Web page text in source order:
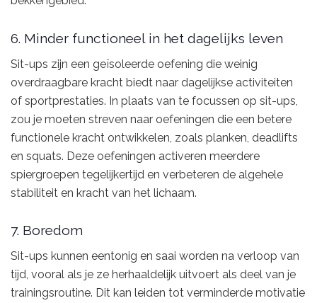
6. Minder functioneel in het dagelijks leven
Sit-ups zijn een geïsoleerde oefening die weinig
overdraagbare kracht biedt naar dagelijkse activiteiten
of sportprestaties. In plaats van te focussen op sit-ups,
zou je moeten streven naar oefeningen die een betere
functionele kracht ontwikkelen, zoals planken, deadlifts
en squats. Deze oefeningen activeren meerdere
spiergroepen tegelijkertijd en verbeteren de algehele
stabiliteit en kracht van het lichaam.
7. Boredom
Sit-ups kunnen eentonig en saai worden na verloop van
tijd, vooral als je ze herhaaldelijk uitvoert als deel van je
trainingsroutine. Dit kan leiden tot verminderde motivatie